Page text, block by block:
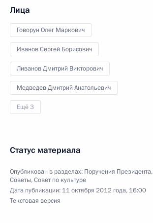
Лица
Говорун Олег Маркович
Иванов Сергей Борисович
Ливанов Дмитрий Викторович
Медведев Дмитрий Анатольевич
Ещё 3
Статус материала
Опубликован в разделах: Поручения Президента,
Советы,Совет по культуре
Дата публикации: 11 октября 2012 года, 16:00
Текстовая версия